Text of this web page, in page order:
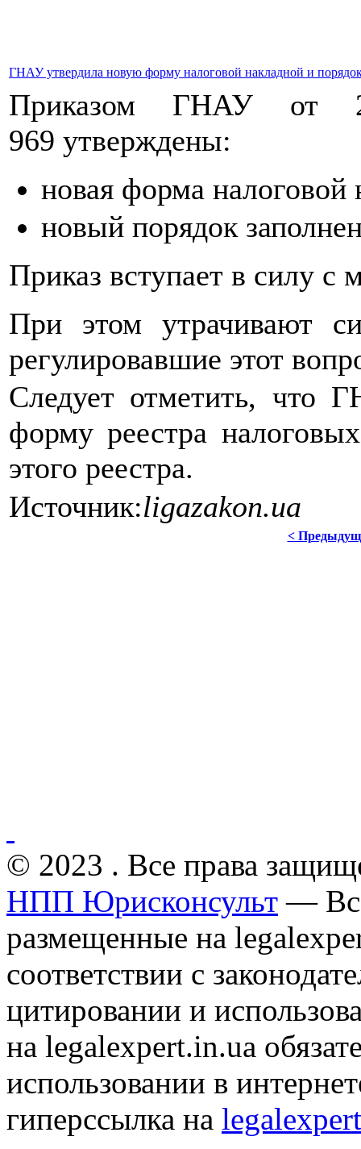
ГНАУ утвердила новую форму налоговой накладной и
Приказом ГНАУ от
969 утверждены:
новая форма налоговой
новый порядок
Приказ вступает в силу с
При этом утрачивают
регулировавшие этот
Следует отметить, что
форму реестра
этого реестра.
Источник:ligazakon.ua
<
© 2023 . Все права
НПП Юрисконсульт —
размещенные на
соответствии с
цитировании и
на legalexpert.in.ua
использовании в
гиперссылка на